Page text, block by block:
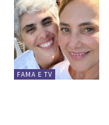
FAMA E TV